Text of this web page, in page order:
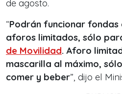
de agosto.
“Podrán funcionar
aforos limitados, sólo
de Movilidad. Aforo
mascarilla al máximo,
comer y beber”, dijo el